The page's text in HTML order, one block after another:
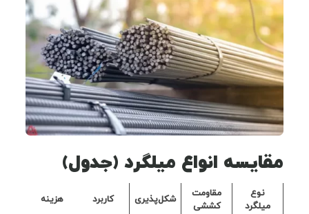
مقایسه انواع میلگرد (جدول)
نوع
میلگرد
مقاومت
کششی
شکل‌پذیری کاربرد هزینه